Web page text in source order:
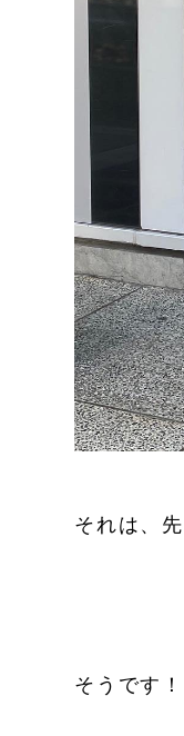
それは、
そうです！